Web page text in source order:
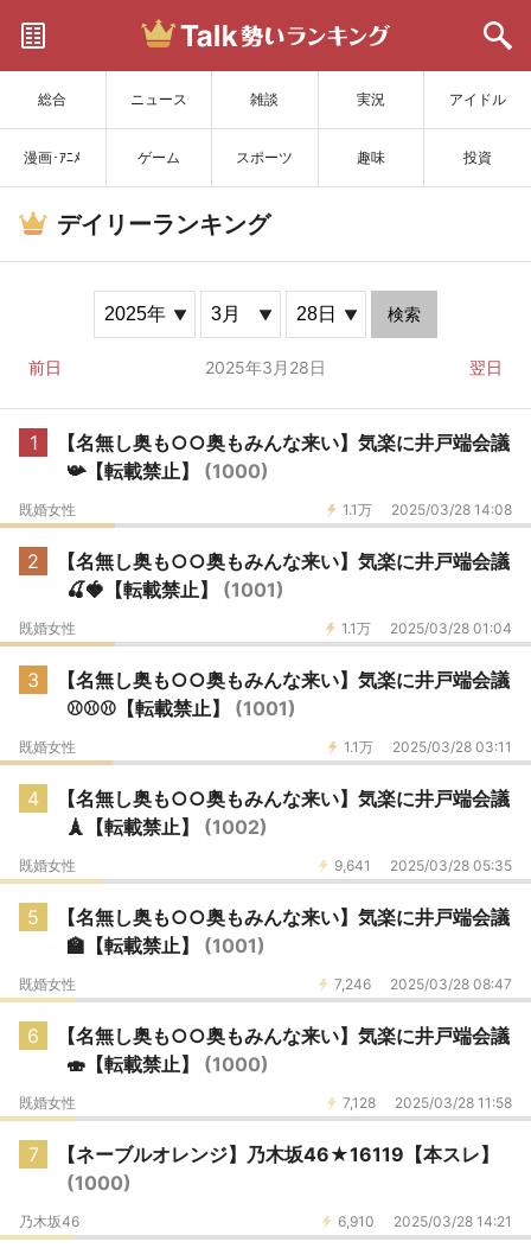
総合 ニュース 雑談 実況 アイドル
漫画･ｱﾆﾒ ゲーム スポーツ 趣味 投資
サイトを更新
デイリーランキング
検索
前日 2025年3月28日 翌日
1
【名無し奥も○○奥もみんな来い】気楽に井戸端会議
📯【転載禁止】 (1000)
1.1万 2025/03/28 14:08
既婚女性
2
【名無し奥も○○奥もみんな来い】気楽に井戸端会議
🍒🍓【転載禁止】 (1001)
1.1万 2025/03/28 01:04
既婚女性
3
【名無し奥も○○奥もみんな来い】気楽に井戸端会議
⚾️⚾️⚾️【転載禁止】 (1001)
1.1万 2025/03/28 03:11
既婚女性
4
【名無し奥も○○奥もみんな来い】気楽に井戸端会議
🗼【転載禁止】 (1002)
9,641 2025/03/28 05:35
既婚女性
5
【名無し奥も○○奥もみんな来い】気楽に井戸端会議
🏫【転載禁止】 (1001)
7,246 2025/03/28 08:47
既婚女性
6
【名無し奥も○○奥もみんな来い】気楽に井戸端会議
🍣【転載禁止】 (1000)
7,128 2025/03/28 11:58
既婚女性
7
【ネーブルオレンジ】乃木坂46★16119【本スレ】
(1000)
6,910 2025/03/28 14:21
乃木坂46